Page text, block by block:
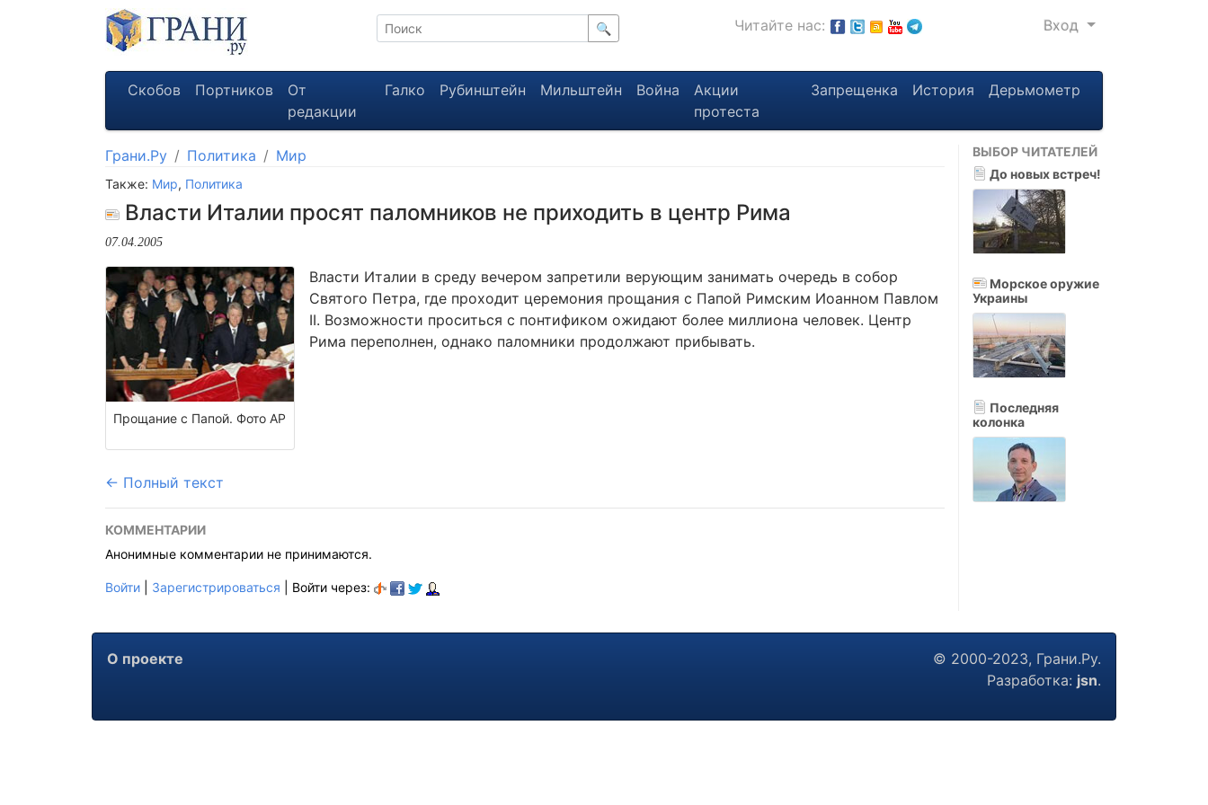
🔍 Читайте нас: Вход
Скобов Портников
От
редакции
Галко Рубинштейн Мильштейн Война
Акции
протеста
Запрещенка История Дерьмометр
Грани.Ру Политика Мир
Также: Мир, Политика
Власти Италии просят паломников не приходить в центр Рима
07.04.2005
Прощание с Папой. Фото АР
Власти Италии в среду вечером запретили верующим занимать очередь в собор
Святого Петра, где проходит церемония прощания с Папой Римским Иоанном Павлом
II. Возможности проситься с понтификом ожидают более миллиона человек. Центр
Рима переполнен, однако паломники продолжают прибывать.
← Полный текст
КОММЕНТАРИИ
Анонимные комментарии не принимаются.
Войти Зарегистрироваться | Войти через:
ВЫБОР ЧИТАТЕЛЕЙ
До новых встреч!
Морское оружие
Украины
Последняя
колонка
О проекте
© 2000-2023, Грани.Ру.
Разработка: jsn.